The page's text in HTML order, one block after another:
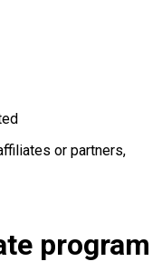
or partners,
program